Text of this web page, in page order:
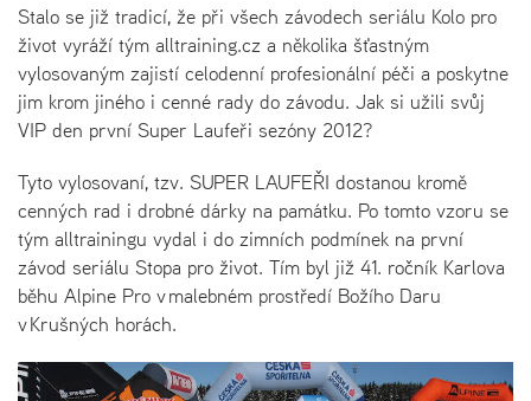
Stalo se již tradicí, že při všech závodech seriálu Kolo pro
život vyráží tým alltraining.cz a několika šťastným
vylosovaným zajistí celodenní profesionální péči a poskytne
jim krom jiného i cenné rady do závodu. Jak si užili svůj
VIP den první Super Laufeři sezóny 2012?
Tyto vylosovaní, tzv. SUPER LAUFEŘI dostanou kromě
cenných rad i drobné dárky na památku. Po tomto vzoru se
tým alltrainingu vydal i do zimních podmínek na první
závod seriálu Stopa pro život. Tím byl již 41. ročník Karlova
běhu Alpine Pro v malebném prostředí Božího Daru
v Krušných horách.